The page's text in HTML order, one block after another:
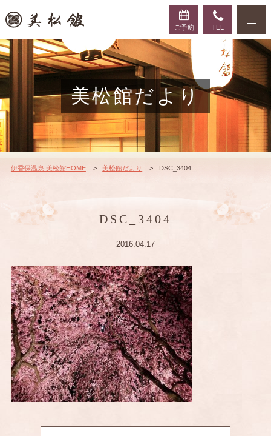
ご予約 TEL
美松館だより
伊香保温泉 美松館HOME 美松館だより DSC_3404
DSC_3404
2016.04.17